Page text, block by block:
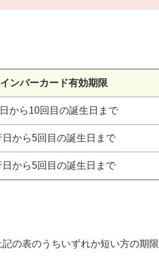
ンバーカード有効期限
から10回目の誕生日まで
日から5回目の誕生日まで
日から5回目の誕生日まで
の表のうちいずれか短い方の期限